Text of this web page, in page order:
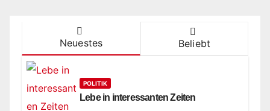
Neuestes Beliebt
POLITIK
Lebe in interessanten Zeiten